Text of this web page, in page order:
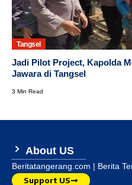
Tangsel
Jadi Pilot Project, Kapolda
Jawara di Tangsel
3 Min Read
About US
Beritatangerang.com | Berita
Support US